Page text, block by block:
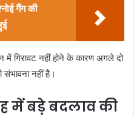
गैंग की
में गिरावट नहीं होने के कारण अगले दो
नहीं है।
में बड़े बदलाव की